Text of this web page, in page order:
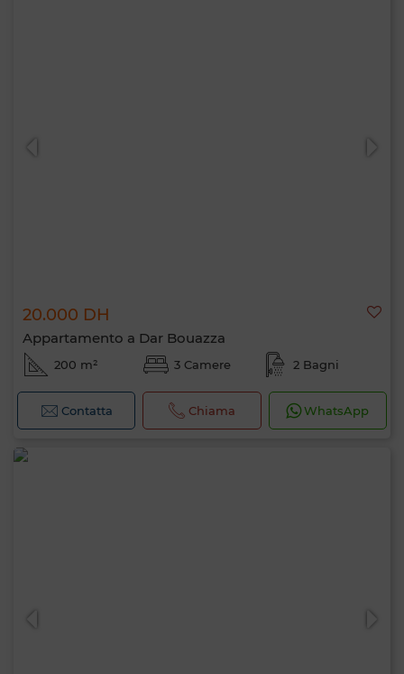
20.000 DH
Appartamento a Dar Bouazza
200 m² 3 Camere 2 Bagni
Contatta Chiama WhatsApp